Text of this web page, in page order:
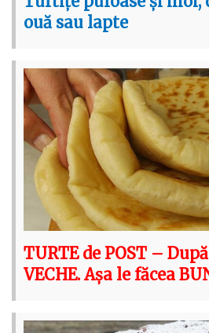
ouă sau lapte
TURTE de POST –
VECHE. Așa le făcea